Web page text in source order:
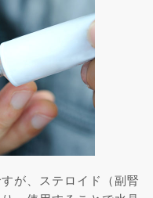
が、ステロイド（副腎